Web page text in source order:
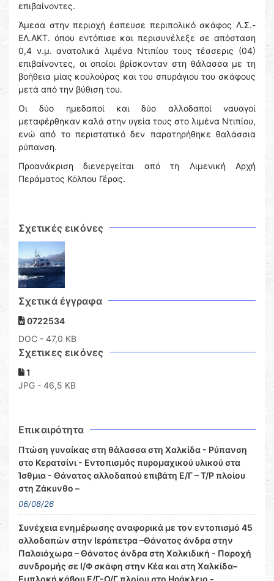
επιβαίνοντες.
Άμεσα στην περιοχή έσπευσε περιπολικό σκάφος Λ.Σ.-
ΕΛ.ΑΚΤ. όπου εντόπισε και περισυνέλεξε σε απόσταση
0,4 ν.μ. ανατολικά λιμένα Ντιπίου τους τέσσερις (04)
επιβαίνοντες, οι οποίοι βρίσκονταν στη θάλασσα με τη
βοήθεια μίας κουλούρας και του σπυράγιου του σκάφους
μετά από την βύθιση του.
Οι δύο ημεδαποί και δύο αλλοδαποί ναυαγοί
μεταφέρθηκαν καλά στην υγεία τους στο λιμένα Ντιπίου,
ενώ από το περιστατικό δεν παρατηρήθηκε θαλάσσια
ρύπανση.
Προανάκριση διενεργείται από τη Λιμενική Αρχή
Περάματος Κόλπου Γέρας.
Σχετικές εικόνες
Σχετικά έγγραφα
0722534
DOC - 47,0 KB
Σχετικες εικόνες
1
JPG - 46,5 KB
Επικαιρότητα
Πτώση γυναίκας στη θάλασσα στη Χαλκίδα - Ρύπανση
στο Κερατσίνι - Εντοπισμός πυρομαχικού υλικού στα
Ίσθμια - Θάνατος αλλοδαπού επιβάτη Ε/Γ – Τ/Ρ πλοίου
στη Ζάκυνθο –
06/08/26
Συνέχεια ενημέρωσης αναφορικά με τον εντοπισμό 45
αλλοδαπών στην Ιεράπετρα –Θάνατος άνδρα στην
Παλαιόχωρα – Θάνατος άνδρα στη Χαλκιδική - Παροχή
συνδρομής σε Ι/Φ σκάφη στην Κέα και στη Χαλκίδα–
Εμπλοκή κάβου Ε/Γ-Ο/Γ πλοίου στο Ηράκλειο -